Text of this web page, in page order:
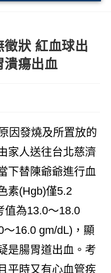
狀 紅血球出
潰瘍出血
因發燒及所置放的
家人送往台北慈濟
下替陳爺爺進行血
素(Hgb)僅5.2
值為13.0～18.0
16.0 gm/dL)，顯
是腸胃道出血。考
平時又有心血管疾